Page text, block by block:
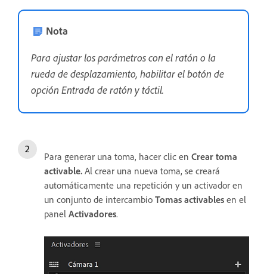
Nota
Para ajustar los parámetros con el ratón o la
rueda de desplazamiento, habilitar el botón de
opción Entrada de ratón y táctil.
Para generar una toma, hacer clic en Crear toma
activable. Al crear una nueva toma, se creará
automáticamente una repetición y un activador en
un conjunto de intercambio Tomas activables en el
panel Activadores.